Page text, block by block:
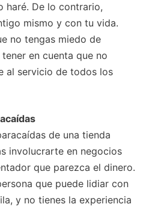
haré. De lo contrario,
mismo y con tu vida.
no tengas miedo de
en cuenta que no
al servicio de todos los
de una tienda
involucrarte en negocios
que parezca el dinero.
que puede lidiar con
y no tienes la experiencia